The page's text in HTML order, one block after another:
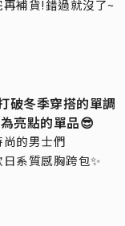
再補貨!錯過就沒了~
破冬季穿搭的單調
亮點的單品😎
的男士們
系質感胸跨包✨